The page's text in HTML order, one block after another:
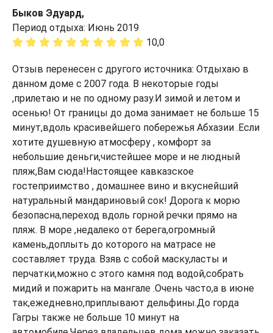
Быков Эдуард,
Период отдыха: Июнь 2019
10,0
Отзыв перенесен с другого источника: Отдыхаю в
данном доме с 2007 года. В некоторые годы
,прилетаю и не по одному разу.И зимой и летом и
осенью! От границы до дома занимает не больше 15
минут,вдоль красивейшего побережья Абхазии .Если
хотите душевную атмосферу , комфорт за
небольшие деньги,чистейшее море и не людный
пляж,Вам сюда!Настоящее кавказское
гостеприимство , домашнее вино и вкуснейший
натуральный мандариновый сок! Дорога к морю
безопасна,переход вдоль горной речки прямо на
пляж. В море ,недалеко от берега,огромный
камень,доплыть до которого на матрасе не
составляет труда. Взяв с собой маску,ласты и
перчатки,можно с этого камня под водой,собрать
мидий и пожарить на мангале .Очень часто,а в июне
так,ежедневно,приплывают дельфины.До горда
Гагры также не больше 10 минут на